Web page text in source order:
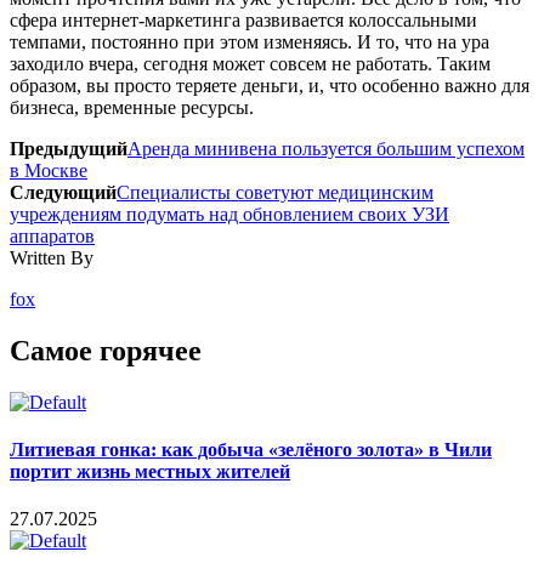
сфера интернет-маркетинга развивается колоссальными
темпами, постоянно при этом изменяясь. И то, что на ура
заходило вчера, сегодня может совсем не работать. Таким
образом, вы просто теряете деньги, и, что особенно важно для
бизнеса, временные ресурсы.
ПредыдущийАренда минивена пользуется большим успехом
в Москве
СледующийСпециалисты советуют медицинским
учреждениям подумать над обновлением своих УЗИ
аппаратов
Written By
fox
Самое горячее
Литиевая гонка: как добыча «зелёного золота» в Чили
портит жизнь местных жителей
27.07.2025